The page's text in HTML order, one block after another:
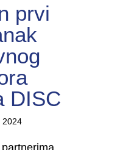
prvi
DISC
2024